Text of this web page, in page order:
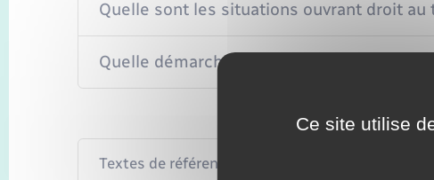
Quelle sont les situations ouvrant droit au
Quelle démarche pour bénéficier du tiers-
Textes de référence
Ce site utilise